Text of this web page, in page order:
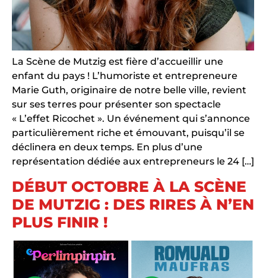
La Scène de Mutzig est fière d’accueillir une
enfant du pays ! L’humoriste et entrepreneure
Marie Guth, originaire de notre belle ville, revient
sur ses terres pour présenter son spectacle
« L’effet Ricochet ». Un événement qui s’annonce
particulièrement riche et émouvant, puisqu’il se
déclinera en deux temps. En plus d’une
représentation dédiée aux entrepreneurs le 24 […]
DÉBUT OCTOBRE À LA SCÈNE
DE MUTZIG : DES RIRES À N’EN
PLUS FINIR !